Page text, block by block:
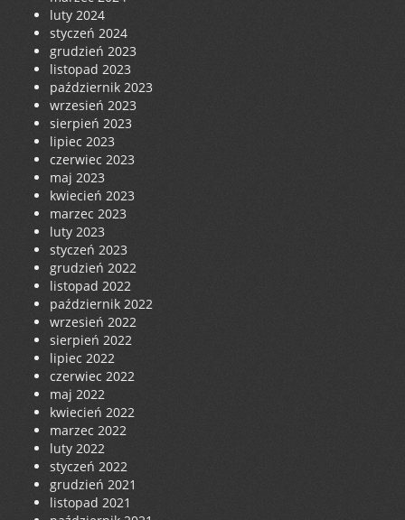
luty 2024
styczeń 2024
grudzień 2023
listopad 2023
październik 2023
wrzesień 2023
sierpień 2023
lipiec 2023
czerwiec 2023
maj 2023
kwiecień 2023
marzec 2023
luty 2023
styczeń 2023
grudzień 2022
listopad 2022
październik 2022
wrzesień 2022
sierpień 2022
lipiec 2022
czerwiec 2022
maj 2022
kwiecień 2022
marzec 2022
luty 2022
styczeń 2022
grudzień 2021
listopad 2021